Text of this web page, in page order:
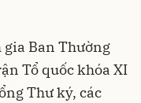
Ban Thường
Tổ quốc khóa XI
Thư ký, các